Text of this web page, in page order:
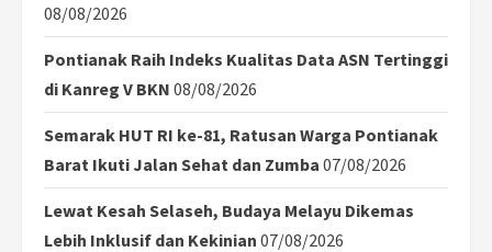
08/08/2026
Pontianak Raih Indeks Kualitas Data ASN Tertinggi
di Kanreg V BKN 08/08/2026
Semarak HUT RI ke-81, Ratusan Warga Pontianak
Barat Ikuti Jalan Sehat dan Zumba 07/08/2026
Lewat Kesah Selaseh, Budaya Melayu Dikemas
Lebih Inklusif dan Kekinian 07/08/2026